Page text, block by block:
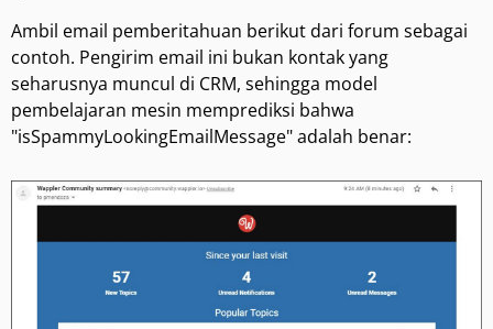
Ambil email pemberitahuan berikut dari forum sebagai
contoh. Pengirim email ini bukan kontak yang
seharusnya muncul di CRM, sehingga model
pembelajaran mesin memprediksi bahwa
"isSpammyLookingEmailMessage" adalah benar: